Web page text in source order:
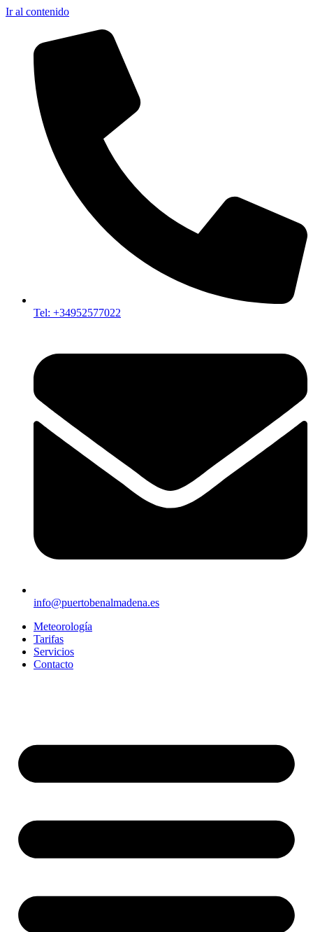
Ir al contenido
Tel: +34952577022
info@puertobenalmadena.es
Meteorología
Tarifas
Servicios
Contacto